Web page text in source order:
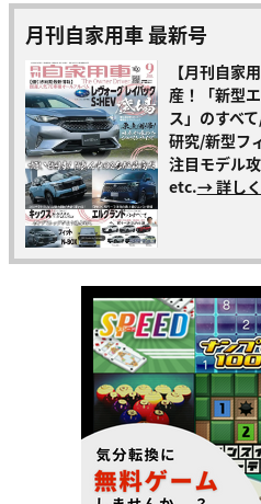
月刊自家用車 最新号
【月刊自家
産！「新型
ス」のすべ
研究/新型フ
注目モデル
etc.→ 詳し